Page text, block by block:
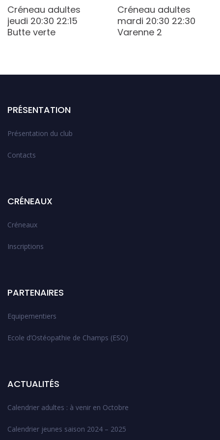
Créneau adultes
jeudi 20:30 22:15
Butte verte
Créneau adultes
mardi 20:30 22:30
Varenne 2
PRÉSENTATION
Présentation du club
Contacts
CRÉNEAUX
Créneaux
Inscriptions
PARTENAIRES
Equipementiers
Ecole d’Ostéopathie de Champs (ESO)
ACTUALITÉS
Calendrier adultes : à venir en Octobre
Calendrier jeunes saison 2024 – 2025